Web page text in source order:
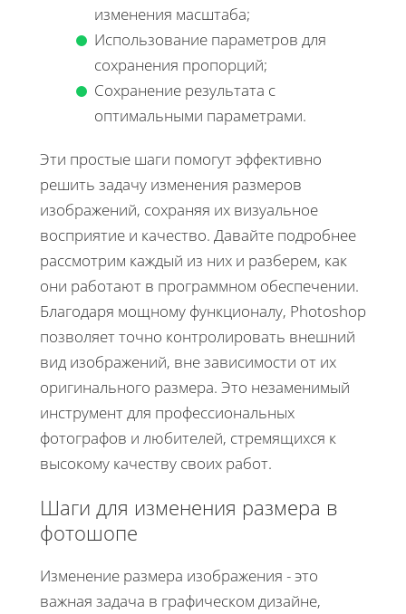
изменения масштаба;
Использование параметров для
сохранения пропорций;
Сохранение результата с
оптимальными параметрами.
Эти простые шаги помогут эффективно
решить задачу изменения размеров
изображений, сохраняя их визуальное
восприятие и качество. Давайте подробнее
рассмотрим каждый из них и разберем, как
они работают в программном обеспечении.
Благодаря мощному функционалу, Photoshop
позволяет точно контролировать внешний
вид изображений, вне зависимости от их
оригинального размера. Это незаменимый
инструмент для профессиональных
фотографов и любителей, стремящихся к
высокому качеству своих работ.
Шаги для изменения размера в
фотошопе
Изменение размера изображения - это
важная задача в графическом дизайне,